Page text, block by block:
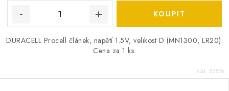
DURACELL Procell článek, napětí 1.5V, velikost D (MN1300, LR20).
Cena za 1 ks.
Kód: E5878